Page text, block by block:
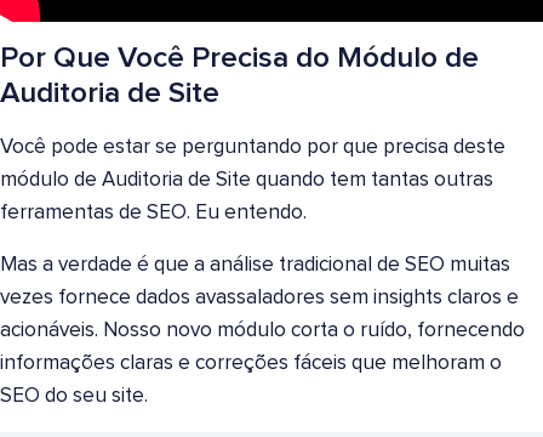
Por Que Você Precisa do Módulo de
Auditoria de Site
Você pode estar se perguntando por que precisa deste
módulo de Auditoria de Site quando tem tantas outras
ferramentas de SEO. Eu entendo.
Mas a verdade é que a análise tradicional de SEO muitas
vezes fornece dados avassaladores sem insights claros e
acionáveis. Nosso novo módulo corta o ruído, fornecendo
informações claras e correções fáceis que melhoram o
SEO do seu site.